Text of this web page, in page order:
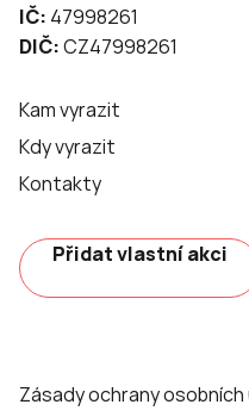
IČ: 47998261
DIČ:CZ47998261
Kam vyrazit
Kdy vyrazit
Kontakty
Přidat vlastní akci
Zásady ochrany osobních